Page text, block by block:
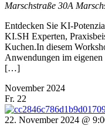
Marschstraße 30A
Entdecken Sie KI-
KI.SH Experten,
Kuchen.In diesem
Anwendungen im
[…]
November 2024
Fr. 22
22. November 2024 @